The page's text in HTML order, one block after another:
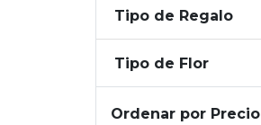
Tipo de Regalo
Tipo de Flor
Ordenar por Precio